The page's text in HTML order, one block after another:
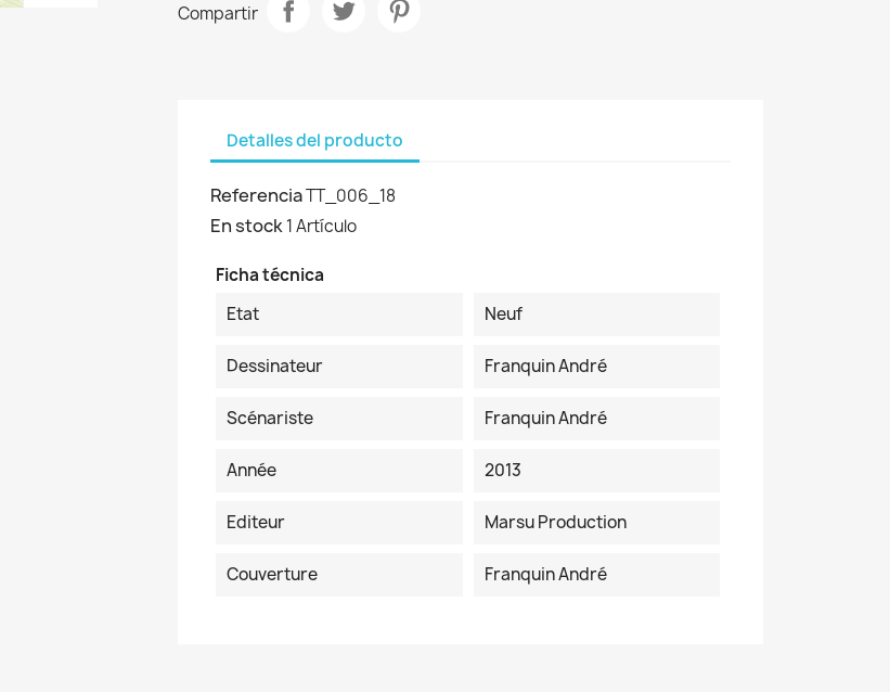
Compartir
Detalles del producto
ReferenciaTT_006_18
En stock1 Artículo
Ficha técnica
Etat
Neuf
Dessinateur Franquin André
Scénariste Franquin André
Année 2013
Editeur Marsu Production
Couverture Franquin André